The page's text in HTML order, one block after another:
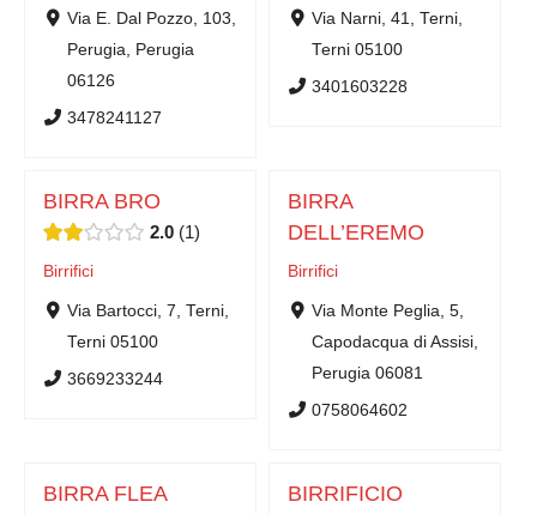
Via E. Dal Pozzo, 103,
Perugia, Perugia
06126
3478241127
Via Narni, 41, Terni,
Terni 05100
3401603228
BIRRA BRO
2.0 1
Birrifici
Via Bartocci, 7, Terni,
Terni 05100
3669233244
BIRRA
DELL’EREMO
Birrifici
Via Monte Peglia, 5,
Capodacqua di Assisi,
Perugia 06081
0758064602
BIRRA FLEA
BIRRIFICIO